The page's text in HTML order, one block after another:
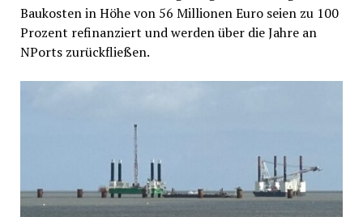
Baukosten in Höhe von 56 Millionen Euro seien zu 100
Prozent refinanziert und werden über die Jahre an
NPorts zurückfließen.